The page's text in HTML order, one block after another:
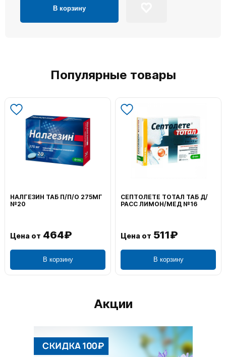
В корзину
Популярные товары
НАЛГЕЗИН ТАБ П/П/О 275МГ
№20
Цена от 464₽
В корзину
СЕПТОЛЕТЕ ТОТАЛ ТАБ Д/
РАСС ЛИМОН/МЕД №16
Цена от 511₽
В корзину
Акции